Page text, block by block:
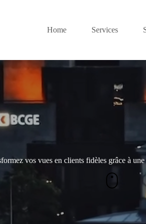
Home Services
vos vues en clients fidèles grâce à